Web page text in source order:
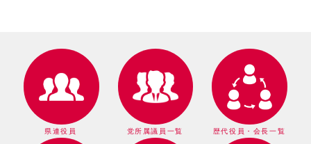
県連役員 党所属議員一覧 歴代役員・会長一覧